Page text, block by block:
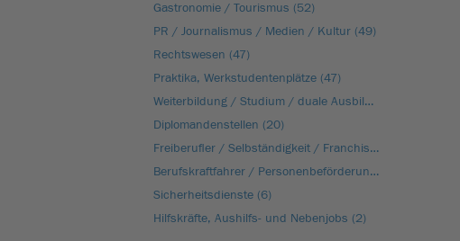
Gastronomie / Tourismus (52)
PR / Journalismus / Medien / Kultur (49)
Rechtswesen (47)
Praktika, Werkstudentenplätze (47)
Weiterbildung / Studium / duale Ausbildung (29)
Diplomandenstellen (20)
Freiberufler / Selbständigkeit / Franchise (19)
Berufskraftfahrer / Personenbeförderung (Land, Wasser, Luft) (17)
Sicherheitsdienste (6)
Hilfskräfte, Aushilfs- und Nebenjobs (2)